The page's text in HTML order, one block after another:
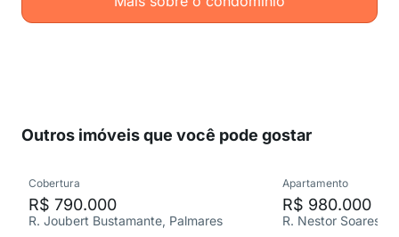
Outros imóveis que você pode gostar
Cobertura
R$ 790.000
R. Joubert Bustamante, Palmares
Apartamento
R$ 980.000
R. Nestor Soares